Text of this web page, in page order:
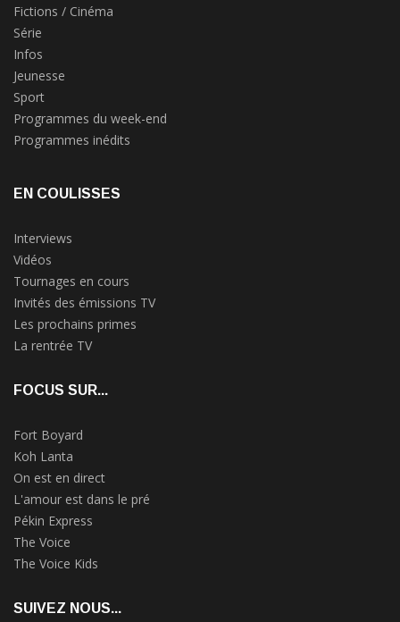
Fictions / Cinéma
Série
Infos
Jeunesse
Sport
Programmes du week-end
Programmes inédits
EN COULISSES
Interviews
Vidéos
Tournages en cours
Invités des émissions TV
Les prochains primes
La rentrée TV
FOCUS SUR...
Fort Boyard
Koh Lanta
On est en direct
L'amour est dans le pré
Pékin Express
The Voice
The Voice Kids
SUIVEZ NOUS...